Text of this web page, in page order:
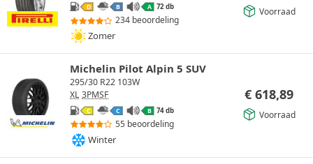
D B A 72 db
234 beoordeling
Zomer
Voorraad
Michelin Pilot Alpin 5 SUV
295/30 R22 103W
XL 3PMSF
C C B 74 db
55 beoordeling
Winter
€ 618,89
Voorraad